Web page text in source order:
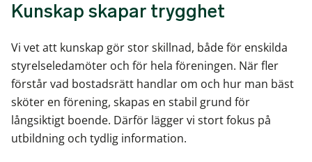
Kunskap skapar trygghet
Vi vet att kunskap gör stor skillnad, både för enskilda
styrelseledamöter och för hela föreningen. När fler
förstår vad bostadsrätt handlar om och hur man bäst
sköter en förening, skapas en stabil grund för
långsiktigt boende. Därför lägger vi stort fokus på
utbildning och tydlig information.